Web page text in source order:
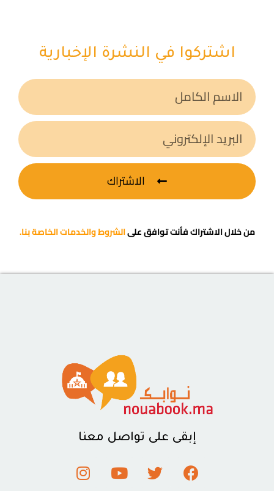
اشتركوا في النشرة الإخبارية
الاشتراك
من خلال الاشتراك فأنت توافق علىالشروط والخدمات الخاصة بنا.
إبقى على تواصل معنا